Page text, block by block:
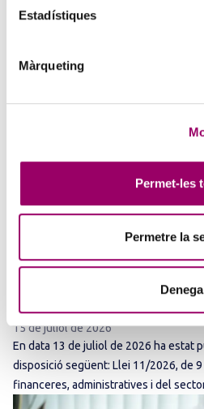
Estadístiques
Màrqueting
Permet-les
Permetre la
Denega
energètica dels edificis previstes al
ANAR A LA NOTÍCIA
PUBLICADA LA LLEI 11/
MODIFICACIONS
D’INTERÈS
15 de juliol de 2026
En data 13 de juliol de 2026 ha estat
disposició següent: Llei 11/2026, de
financeres, administratives i del